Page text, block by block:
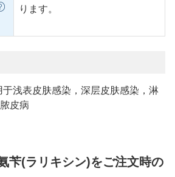
ります。
浅表皮肤感染，深层皮肤感染，淋
皮病
苄(ラリキシン)をご注文時の